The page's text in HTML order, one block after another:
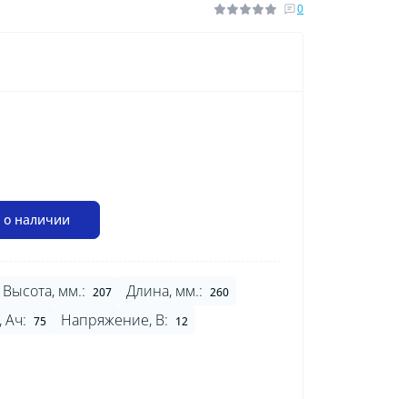
0
наличии
Высота, мм.: 207 Длина, мм.: 260
Ач: 75 Напряжение, В: 12